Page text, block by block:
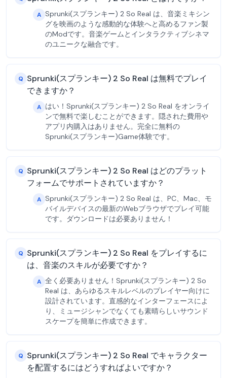
A Sprunki(スプランキー) 2 So Real は、音楽ミキシン
グを映画のような感動的な体験へと高めるファン製
のModです。音楽ゲームとインタラクティブシネマ
のユニークな融合です。
Q Sprunki(スプランキー) 2 So Real は無料でプレイ
できますか？
A はい！Sprunki(スプランキー) 2 So Real をオンライ
ンで無料で楽しむことができます。隠された費用や
アプリ内購入はありません。完全に無料の
Sprunki(スプランキー)Game体験です。
Q Sprunki(スプランキー) 2 So Real はどのプラット
フォームでサポートされていますか？
A Sprunki(スプランキー) 2 So Real は、PC、Mac、モ
バイルデバイスの最新のWebブラウザでプレイ可能
です。ダウンロードは必要ありません！
Q Sprunki(スプランキー) 2 So Real をプレイするに
は、音楽のスキルが必要ですか？
A 全く必要ありません！Sprunki(スプランキー) 2 So
Real は、あらゆるスキルレベルのプレイヤー向けに
設計されています。直感的なインターフェースによ
り、ミュージシャンでなくても素晴らしいサウンド
スケープを簡単に作成できます。
Q Sprunki(スプランキー) 2 So Real でキャラクター
を配置するにはどうすればよいですか？